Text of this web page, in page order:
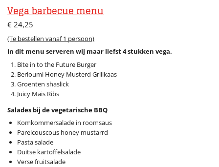
Vega barbecue menu
€ 24,25
(Te bestellen vanaf 1 persoon)
In dit menu serveren wij maar liefst 4 stukken vega.
Bite in to the Future Burger
Berloumi Honey Musterd Grillkaas
Groenten shaslick
Juicy Mais Ribs
Salades bij de vegetarische BBQ
Komkommersalade in roomsaus
Parelcouscous honey mustarrd
Pasta salade
Duitse kartoffelsalade
Verse fruitsalade